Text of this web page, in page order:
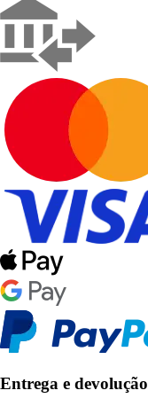
Entrega e devolução